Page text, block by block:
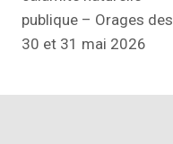
publique – Orages des
30 et 31 mai 2026